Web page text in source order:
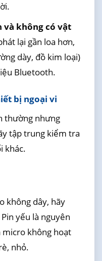
và không có vật
lại gần loa hơn,
dày, đồ kim loại)
Bluetooth.
bị ngoại vi
thường nhưng
tập trung kiểm tra
khác.
không dây, hãy
yếu là nguyên
không hoạt
nhỏ.